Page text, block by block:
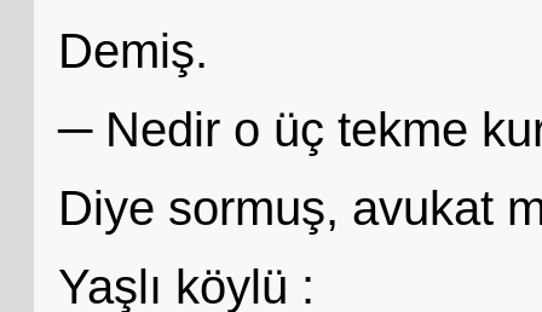
Demiş.
─ Nedir o üç tekme
Diye sormuş, avukat
Yaşlı köylü :